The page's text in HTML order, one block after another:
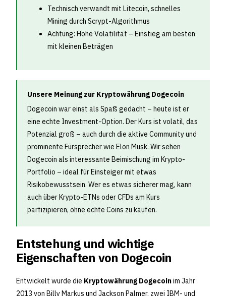
Technisch verwandt mit Litecoin, schnelles
Mining durch Scrypt-Algorithmus
Achtung: Hohe Volatilität – Einstieg am besten
mit kleinen Beträgen
Unsere Meinung zur Kryptowährung Dogecoin
Dogecoin war einst als Spaß gedacht – heute ist er
eine echte Investment-Option. Der Kurs ist volatil, das
Potenzial groß – auch durch die aktive Community und
prominente Fürsprecher wie Elon Musk. Wir sehen
Dogecoin als interessante Beimischung im Krypto-
Portfolio – ideal für Einsteiger mit etwas
Risikobewusstsein. Wer es etwas sicherer mag, kann
auch über Krypto-ETNs oder CFDs am Kurs
partizipieren, ohne echte Coins zu kaufen.
Entstehung und wichtige
Eigenschaften von Dogecoin
Entwickelt wurde die Kryptowährung Dogecoinim Jahr
2013 von Billy Markus und Jackson Palmer, zwei IBM- und